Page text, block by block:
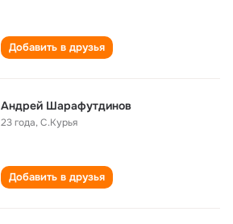
Добавить в друзья
Андрей Шарафутдинов
23 года,С.Курья
Добавить в друзья